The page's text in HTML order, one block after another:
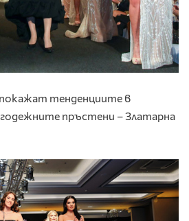
тенденциите в
пръстени – Златарна